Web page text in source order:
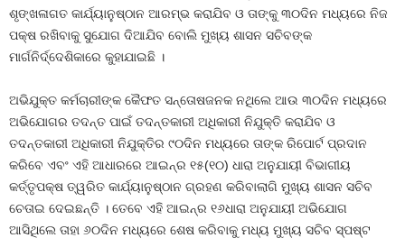
ଶୃଙ୍ଖଳାଗତ କାର୍ଯ୍ୟାନୁଷ୍ଠାନ ଆରମ୍ଭ କରାଯିବ ଓ ତାଙ୍କୁ ୩୦ଦିନ ମଧ୍ୟରେ ନିଜ
ପକ୍ଷ ରଖିବାକୁ ସୁଯୋଗ ଦିଆଯିବ ବୋଲି ମୁଖ୍ୟ ଶାସନ ସଚିବଙ୍କ
ମାର୍ଗନିର୍ଦ୍ଦେଶିକାରେ କୁହାଯାଇଛି ।
ଅଭିଯୁକ୍ତ କର୍ମଚାରୀଙ୍କ କୈଫତ ସନ୍ତୋଷଜନକ ନଥିଲେ ଆଉ ୩୦ଦିନ ମଧ୍ୟରେ
ଅଭିଯୋଗର ତଦନ୍ତ ପାଇଁ ତଦନ୍ତକାରୀ ଅଧିକାରୀ ନିଯୁକ୍ତି କରାଯିବ ଓ
ତଦନ୍ତକାରୀ ଅଧିକାରୀ ନିଯୁକ୍ତିର ୯୦ଦିନ ମଧ୍ୟରେ ତାଙ୍କ ରିପୋର୍ଟ ପ୍ରଦାନ
କରିବେ ଏବଂ ଏହି ଆଧାରରେ ଆଇନ୍‍ର ୧୫(୧୦) ଧାରା ଅନୁଯାୟୀ ବିଭାଗୀୟ
କର୍ତ୍ତୃପକ୍ଷ ତ୍ୱରିତ କାର୍ଯ୍ୟାନୁଷ୍ଠାନ ଗ୍ରହଣ କରିବାଲାଗି ମୁଖ୍ୟ ଶାସନ ସଚିବ
ଚେତାଇ ଦେଇଛନ୍ତି । ତେବେ ଏହି ଆଇନ୍‍ର ୧୬ଧାରା ଅନୁଯାୟୀ ଅଭିଯୋଗ
ଆସିଥିଲେ ତାହା ୬୦ଦିନ ମଧ୍ୟରେ ଶେଷ କରିବାକୁ ମଧ୍ୟ ମୁଖ୍ୟ ସଚିବ ସ୍ପଷ୍ଟ